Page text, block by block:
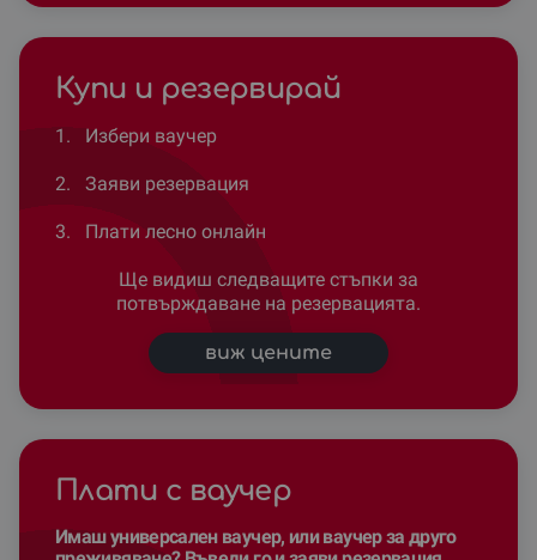
Купи и резервирай
1. Избери ваучер
2. Заяви резервация
3. Плати лесно онлайн
Ще видиш следващите стъпки за
потвърждаване на резервацията.
виж цените
Плати с ваучер
Имаш универсален ваучер, или ваучер за друго